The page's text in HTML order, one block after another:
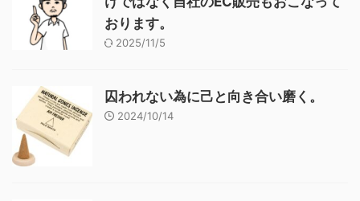
おります。
2025/11/5
囚われない為に己と向き合い磨く。
2024/10/14